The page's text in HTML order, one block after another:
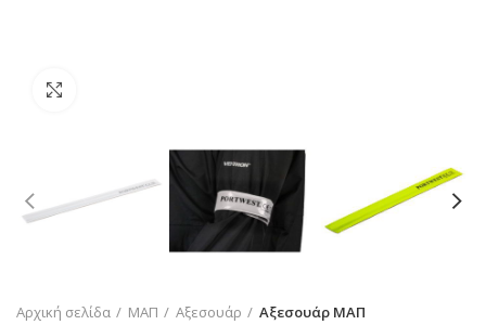
Αρχική σελίδα ΜΑΠ Αξεσουάρ Αξεσουάρ ΜΑΠ